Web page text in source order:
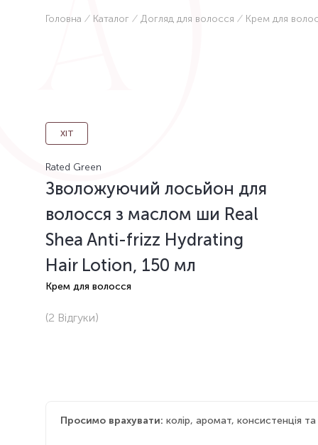
Головна Каталог Догляд для волосся Крем для
ХІТ
Rated Green
Зволожуючий лосьйон для
волосся з маслом ши Real
Shea Anti-frizz Hydrating
Hair Lotion, 150 мл
Крем для волосся
(2 Відгуки)
Просимо врахувати: колір, аромат, консистенція